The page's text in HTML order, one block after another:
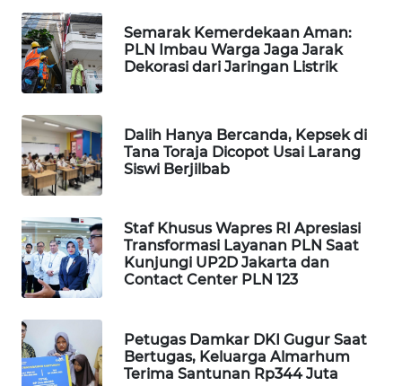
Semarak Kemerdekaan Aman:
PLN Imbau Warga Jaga Jarak
Dekorasi dari Jaringan Listrik
Dalih Hanya Bercanda, Kepsek di
Tana Toraja Dicopot Usai Larang
Siswi Berjilbab
Staf Khusus Wapres RI Apresiasi
Transformasi Layanan PLN Saat
Kunjungi UP2D Jakarta dan
Contact Center PLN 123
Petugas Damkar DKI Gugur Saat
Bertugas, Keluarga Almarhum
Terima Santunan Rp344 Juta
TV
WAHANANEWS
ID
WAHANANEWS
CO ID
NET
WAHANA
SPORT
WAHANA
UMKM